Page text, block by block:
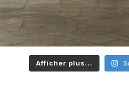
Afficher plus...